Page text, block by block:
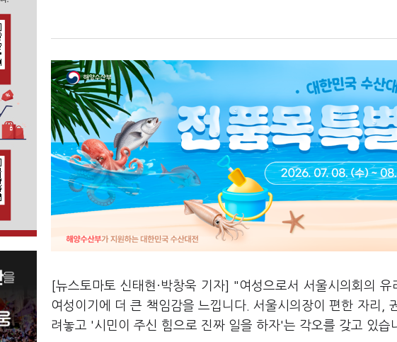
[뉴스토마토 신태현·박창욱 기자] "여성으로서 서울시의회의
여성이기에 더 큰 책임감을 느낍니다. 서울시의장이 편한 자리,
려놓고 '시민이 주신 힘으로 진짜 일을 하자'는 각오를 갖고 있습